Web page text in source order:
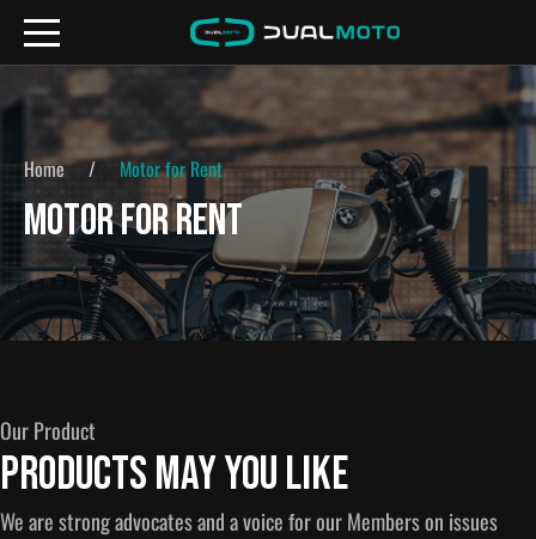
Home Motor for Rent
MOTOR FOR RENT
Our Product
Products May You Like
We are strong advocates and a voice for our Members on issues